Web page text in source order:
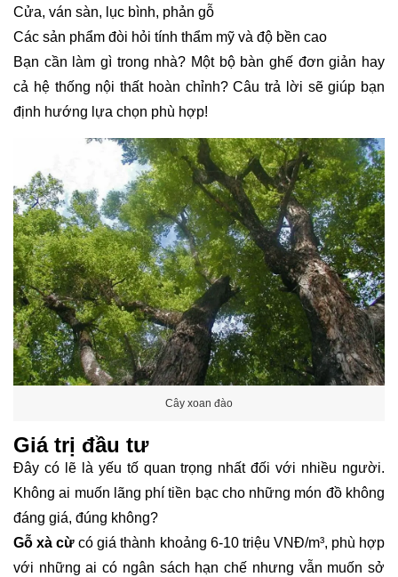
Cửa, ván sàn, lục bình, phản gỗ
Các sản phẩm đòi hỏi tính thẩm mỹ và độ bền cao
Bạn cần làm gì trong nhà? Một bộ bàn ghế đơn giản hay
cả hệ thống nội thất hoàn chỉnh? Câu trả lời sẽ giúp bạn
định hướng lựa chọn phù hợp!
Cây xoan đào
Giá trị đầu tư
Đây có lẽ là yếu tố quan trọng nhất đối với nhiều người.
Không ai muốn lãng phí tiền bạc cho những món đồ không
đáng giá, đúng không?
Gỗ xà cừ có giá thành khoảng 6-10 triệu VNĐ/m³, phù hợp
với những ai có ngân sách hạn chế nhưng vẫn muốn sở